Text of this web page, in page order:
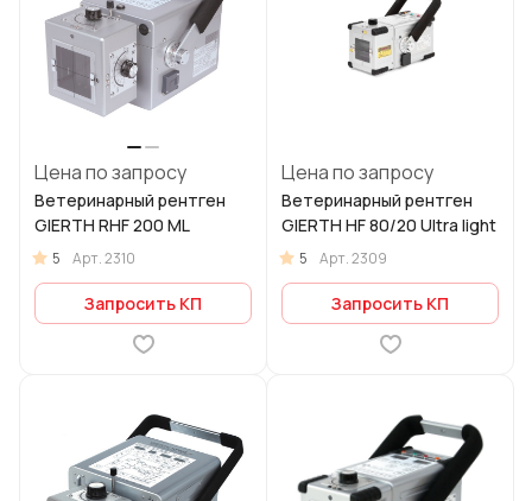
Цена по запросу
Ветеринарный рентген
GIERTH RHF 200 ML
5 Арт.2310
Запросить КП
Цена по запросу
Ветеринарный рентген
GIERTH HF 80/20 Ultra light
5 Арт.2309
Запросить КП